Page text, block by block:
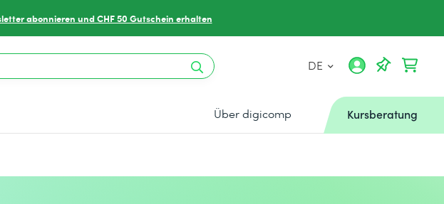
abonnieren und CHF 50 Gutschein erhalten
DE
Über digicomp Kursberatung